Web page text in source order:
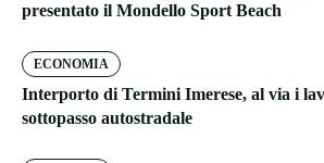
presentato il Mondello Sport Beach
ECONOMIA
Interporto di Termini Imerese, al via i
sottopasso autostradale